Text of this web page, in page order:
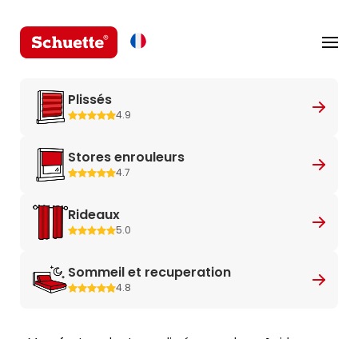
Plissés
4.9
Stores enrouleurs
4.7
Rideaux
5.0
Sommeil et recuperation
4.8